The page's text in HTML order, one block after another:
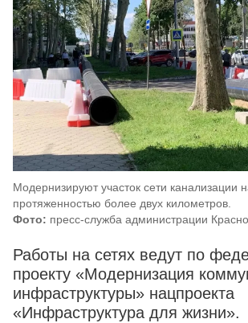
Модернизируют участок сети канализации
протяженностью более двух километров.
Фото: пресс-служба администрации
Работы на сетях ведут по
проекту «Модернизация
инфраструктуры» нацпроекта
«Инфраструктура для жизни».